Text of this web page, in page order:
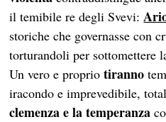
il temibile re degli Svevi:
storiche che governasse con
torturandoli per sottomettere
Un vero e proprio tiranno
iracondo e imprevedibile,
clemenza e la temperanza